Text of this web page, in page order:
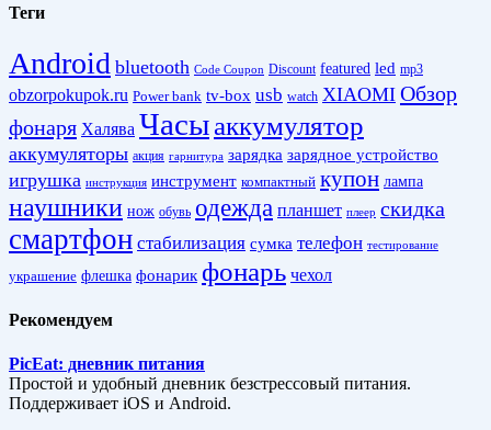
Теги
Android bluetooth Code Coupon Discount featured led mp3
obzorpokupok.ru Power bank tv-box usb watch XIAOMI Обзор
фонаря Халява Часыаккумулятор
аккумуляторы акция гарнитура зарядка зарядное устройство
игрушка инструкция инструмент компактный купон лампа
наушники нож обувь одежда планшет плеер скидка
смартфон стабилизация сумка телефон тестирование
украшение флешка фонарик фонарь чехол
Рекомендуем
PicEat: дневник питания
Простой и удобный дневник безстрессовый питания.
Поддерживает iOS и Android.